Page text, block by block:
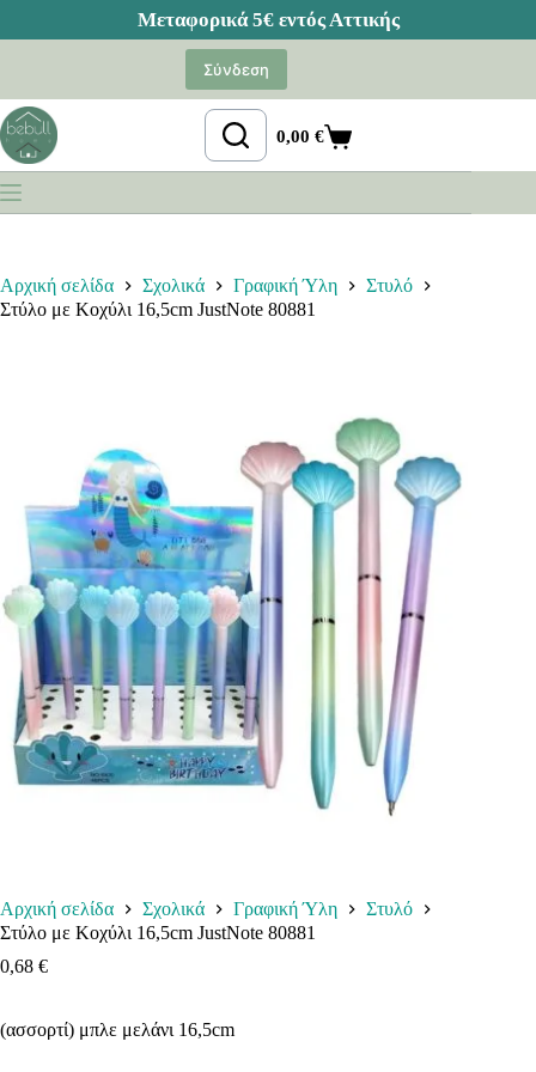
Σύνδεση
Καλάθι
Αγορών
0,00€
Αρχική σελίδα Σχολικά Γραφική Ύλη
Στυλό
Στύλο με Κοχύλι 16,5cm JustNote 80881
Αρχική σελίδα Σχολικά Γραφική Ύλη
Στυλό
Στύλο με Κοχύλι 16,5cm JustNote 80881
0,68 €
(ασσορτί) μπλε μελάνι 16,5cm